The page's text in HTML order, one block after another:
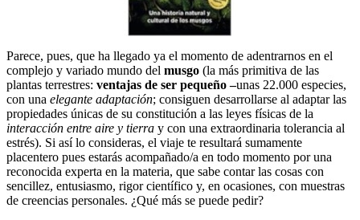
Parece, pues, que ha llegado ya el momento de adentrarnos en el
complejo y variado mundo del musgo (la más primitiva de las
plantas terrestres: ventajas de ser pequeño –unas 22.000 especies,
con una elegante adaptación; consiguen desarrollarse al adaptar las
propiedades únicas de su constitución a las leyes físicas de la
interacción entre aire y tierra y con una extraordinaria tolerancia al
estrés). Si así lo consideras, el viaje te resultará sumamente
placentero pues estarás acompañado/a en todo momento por una
reconocida experta en la materia, que sabe contar las cosas con
sencillez, entusiasmo, rigor científico y, en ocasiones, con muestras
de creencias personales. ¿Qué más se puede pedir?